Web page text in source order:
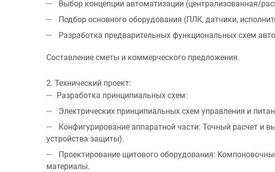
Выбор концепции автоматизации (централизованная/
Подбор основного оборудования (ПЛК, датчики,
Разработка предварительных функциональных схем
Составление сметы и коммерческого предложения.
2. Технический проект:
Разработка принципиальных схем:
Электрических принципиальных схем управления и
Конфигурирование аппаратной части: Точный расчет и
устройства защиты).
Проектирование щитового оборудования:
материалы.